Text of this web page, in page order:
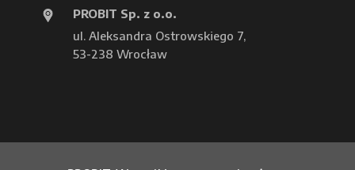
PROBIT Sp. z o.o.
ul. Aleksandra Ostrowskiego 7,
53-238 Wrocław